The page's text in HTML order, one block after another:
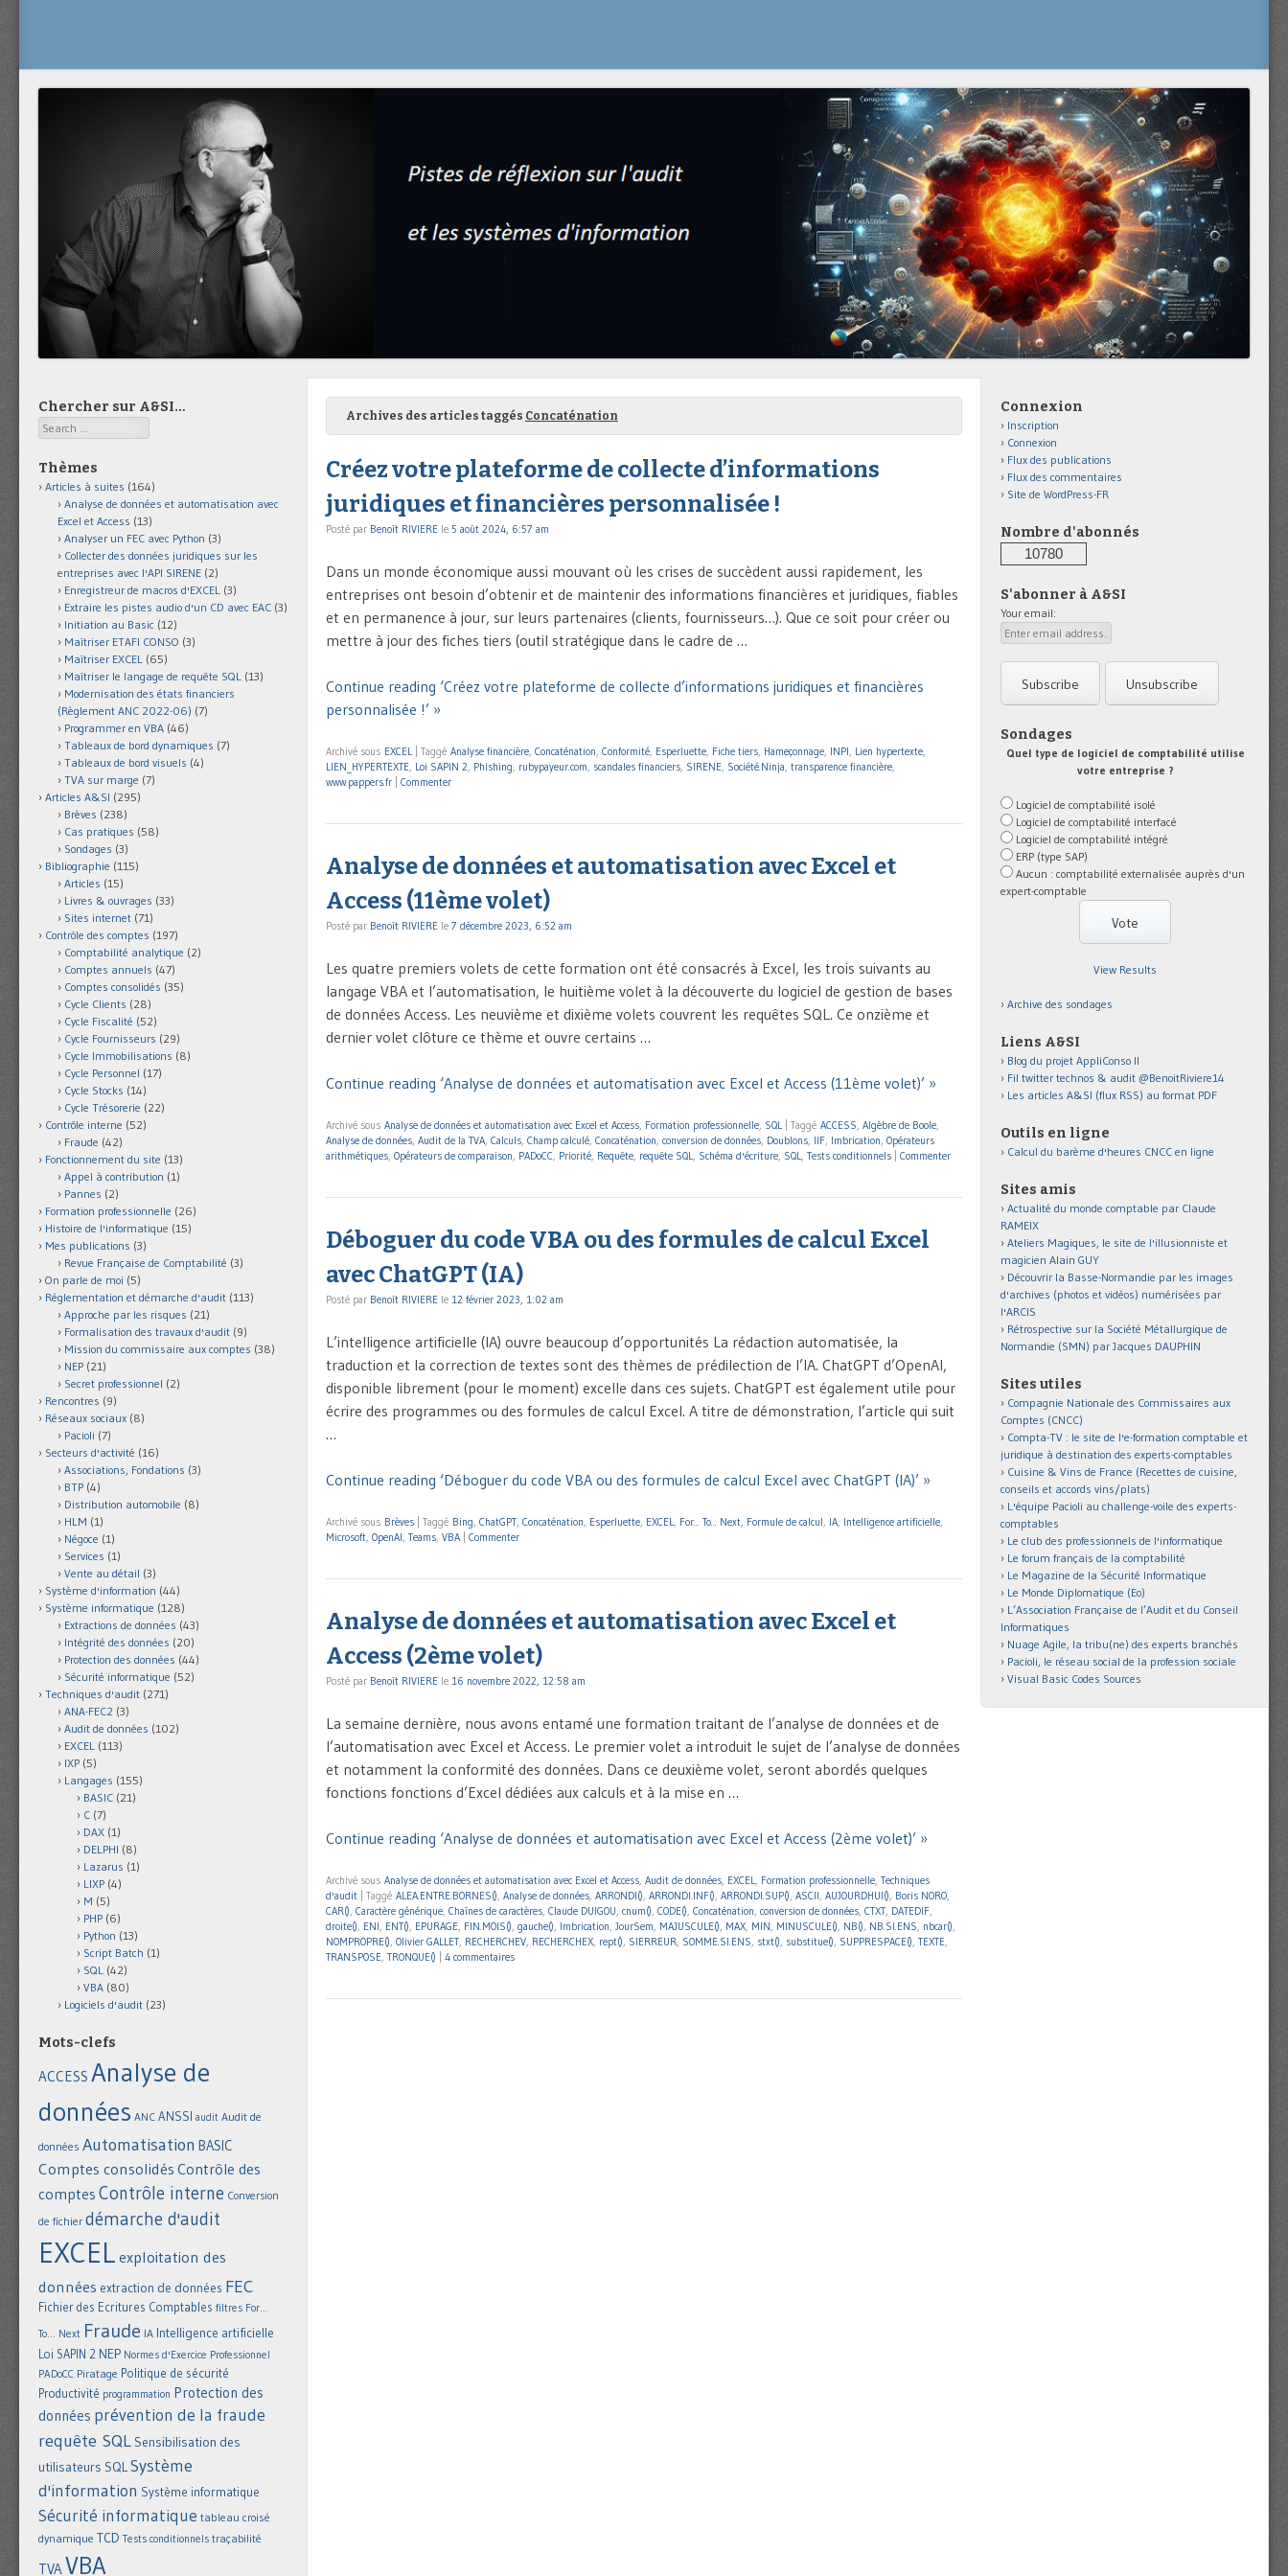
Archives des articles taggés Concaténation
Créez votre plateforme de collecte d’informations
juridiques et financières personnalisée !
Posté par Benoît RIVIERE le 5 août 2024, 6:57 am
Dans un monde économique aussi mouvant où les crises de succèdent aussi rapidement, les
entreprises ont besoin d’obtenir et de maintenir des informations financières et juridiques, fiables
et en permanence à jour, sur leurs partenaires (clients, fournisseurs…). Que ce soit pour créer ou
mettre à jour des fiches tiers (outil stratégique dans le cadre de …
Continue reading ‘Créez votre plateforme de collecte d’informations juridiques et financières
personnalisée !’ »
Archivé sous EXCEL Taggé Analyse financière, Concaténation, Conformité, Esperluette, Fiche tiers, Hameçonnage, INPI, Lien hypertexte,
LIEN_HYPERTEXTE, Loi SAPIN 2, Phishing, rubypayeur.com, scandales financiers, SIRENE, Société.Ninja, transparence financière,
www.pappers.fr
Commenter
Analyse de données et automatisation avec Excel et
Access (11ème volet)
Posté par Benoît RIVIERE le 7 décembre 2023, 6:52 am
Les quatre premiers volets de cette formation ont été consacrés à Excel, les trois suivants au
langage VBA et l’automatisation, le huitième volet à la découverte du logiciel de gestion de bases
de données Access. Les neuvième et dixième volets couvrent les requêtes SQL. Ce onzième et
dernier volet clôture ce thème et ouvre certains …
Continue reading ‘Analyse de données et automatisation avec Excel et Access (11ème volet)’ »
Archivé sous Analyse de données et automatisation avec Excel et Access, Formation professionnelle, SQL Taggé ACCESS, Algèbre de Boole,
Analyse de données, Audit de la TVA, Calculs, Champ calculé, Concaténation, conversion de données, Doublons, IIF, Imbrication, Opérateurs
arithmétiques, Opérateurs de comparaison, PADoCC, Priorité, Requête, requête SQL, Schéma d'écriture, SQL, Tests conditionnels Commenter
Déboguer du code VBA ou des formules de calcul Excel
avec ChatGPT (IA)
Posté par Benoît RIVIERE le 12 février 2023, 1:02 am
L’intelligence artificielle (IA) ouvre beaucoup d’opportunités La rédaction automatisée, la
traduction et la correction de textes sont des thèmes de prédilection de l’IA. ChatGPT d’OpenAI,
disponible librement (pour le moment) excelle dans ces sujets. ChatGPT est également utile pour
écrire des programmes ou des formules de calcul Excel. A titre de démonstration, l’article qui suit
…
Continue reading ‘Déboguer du code VBA ou des formules de calcul Excel avec ChatGPT (IA)’ »
Archivé sous Brèves Taggé Bing, ChatGPT, Concaténation, Esperluette, EXCEL, For... To... Next, Formule de calcul, IA, Intelligence artificielle,
Microsoft, OpenAI, Teams, VBA Commenter
Analyse de données et automatisation avec Excel et
Access (2ème volet)
Posté par Benoît RIVIERE le 16 novembre 2022, 12:58 am
La semaine dernière, nous avons entamé une formation traitant de l’analyse de données et de
l’automatisation avec Excel et Access. Le premier volet a introduit le sujet de l’analyse de données
et notamment la conformité des données. Dans ce deuxième volet, seront abordés quelques
fonctions fonctions d’Excel dédiées aux calculs et à la mise en …
Continue reading ‘Analyse de données et automatisation avec Excel et Access (2ème volet)’ »
Archivé sous Analyse de données et automatisation avec Excel et Access Audit de données EXCEL Formation professionnelle Techniques
d'audit
Taggé ALEA.ENTRE.BORNES() Analyse de données ARRONDI() ARRONDI.INF() ARRONDI.SUP() ASCII AUJOURDHUI() Boris NORO
CAR() Caractère générique Chaînes de caractères Claude DUIGOU cnum() CODE() Concaténation conversion de données CTXT DATEDIF
droite() ENI ENT() EPURAGE FIN.MOIS() gauche() Imbrication JourSem MAJUSCULE() MAX MIN MINUSCULE() NB() NB.SI.ENS nbcar()
NOMPROPRE() Olivier GALLET RECHERCHEV RECHERCHEX rept() SIERREUR SOMME.SI.ENS stxt() substitue() SUPPRESPACE() TEXTE
TRANSPOSE TRONQUE() 4 commentaires
Chercher sur A&SI…
Search
Thèmes
Articles à suites (164)
Analyse de données et automatisation avec
Excel et Access (13)
Analyser un FEC avec Python (3)
Collecter des données juridiques sur les
entreprises avec l'API SIRENE (2)
Enregistreur de macros d'EXCEL (3)
Extraire les pistes audio d'un CD avec EAC (3)
Initiation au Basic (12)
Maîtriser ETAFI CONSO (3)
Maîtriser EXCEL (65)
Maîtriser le langage de requête SQL (13)
Modernisation des états financiers
(Règlement ANC 2022-06) (7)
Programmer en VBA (46)
Tableaux de bord dynamiques (7)
Tableaux de bord visuels (4)
TVA sur marge (7)
Articles A&SI (295)
Brèves (238)
Cas pratiques (58)
Sondages (3)
Bibliographie (115)
Articles (15)
Livres & ouvrages (33)
Sites internet (71)
Contrôle des comptes (197)
Comptabilité analytique (2)
Comptes annuels (47)
Comptes consolidés (35)
Cycle Clients (28)
Cycle Fiscalité (52)
Cycle Fournisseurs (29)
Cycle Immobilisations (8)
Cycle Personnel (17)
Cycle Stocks (14)
Cycle Trésorerie (22)
Contrôle interne (52)
Fraude (42)
Fonctionnement du site (13)
Appel à contribution (1)
Pannes (2)
Formation professionnelle (26)
Histoire de l'informatique (15)
Mes publications (3)
Revue Française de Comptabilité (3)
On parle de moi (5)
Réglementation et démarche d'audit (113)
Approche par les risques (21)
Formalisation des travaux d'audit (9)
Mission du commissaire aux comptes (38)
NEP (21)
Secret professionnel (2)
Rencontres (9)
Réseaux sociaux (8)
Pacioli (7)
Secteurs d'activité (16)
Associations, Fondations (3)
BTP (4)
Distribution automobile (8)
HLM (1)
Négoce (1)
Services (1)
Vente au détail (3)
Système d'information (44)
Système informatique (128)
Extractions de données (43)
Intégrité des données (20)
Protection des données (44)
Sécurité informatique (52)
Techniques d'audit (271)
ANA-FEC2 (3)
Audit de données (102)
EXCEL (113)
IXP (5)
Langages (155)
BASIC (21)
C (7)
DAX (1)
DELPHI (8)
Lazarus (1)
LIXP (4)
M (5)
PHP (6)
Python (13)
Script Batch (1)
SQL (42)
VBA (80)
Logiciels d'audit (23)
Mots-clefs
ACCESS Analyse de
données ANC ANSSI audit Audit de
données Automatisation BASIC
Comptes consolidés Contrôle des
comptes Contrôle interne Conversion
de fichier démarche d'audit
EXCEL exploitation des
données extraction de données FEC
Fichier des Ecritures Comptables filtres For...
To... Next Fraude IA Intelligence artificielle
Loi SAPIN 2 NEP Normes d'Exercice Professionnel
PADoCC Piratage Politique de sécurité
Productivité programmation Protection des
données prévention de la fraude
requête SQL Sensibilisation des
utilisateurs SQLSystème
d'information Système informatique
Sécurité informatique tableau croisé
dynamique TCD Tests conditionnels traçabilité
TVAVBA
Connexion
Inscription
Connexion
Flux des publications
Flux des commentaires
Site de WordPress-FR
Nombre d'abonnés
10780
S'abonner à A&SI
Your email:
Sondages
Quel type de logiciel de comptabilité utilise
votre entreprise ?
Logiciel de comptabilité isolé
Logiciel de comptabilité interfacé
Logiciel de comptabilité intégré
ERP (type SAP)
Aucun : comptabilité externalisée auprès d'un
expert-comptable
View Results
Archive des sondages
Liens A&SI
Blog du projet AppliConso II
Fil twitter technos & audit @BenoitRiviere14
Les articles A&SI (flux RSS) au format PDF
Outils en ligne
Calcul du barème d'heures CNCC en ligne
Sites amis
Actualité du monde comptable par Claude
RAMEIX
Ateliers Magiques, le site de l'illusionniste et
magicien Alain GUY
Découvrir la Basse-Normandie par les images
d'archives (photos et vidéos) numérisées par
l'ARCIS
Rétrospective sur la Société Métallurgique de
Normandie (SMN) par Jacques DAUPHIN
Sites utiles
Compagnie Nationale des Commissaires aux
Comptes (CNCC)
Compta-TV : le site de l'e-formation comptable et
juridique à destination des experts-comptables
Cuisine & Vins de France (Recettes de cuisine,
conseils et accords vins/plats)
L'équipe Pacioli au challenge-voile des experts-
comptables
Le club des professionnels de l'informatique
Le forum français de la comptabilité
Le Magazine de la Sécurité Informatique
Le Monde Diplomatique (Eo)
L’Association Française de l’Audit et du Conseil
Informatiques
Nuage Agile, la tribu(ne) des experts branchés
Pacioli, le réseau social de la profession sociale
Visual Basic Codes Sources